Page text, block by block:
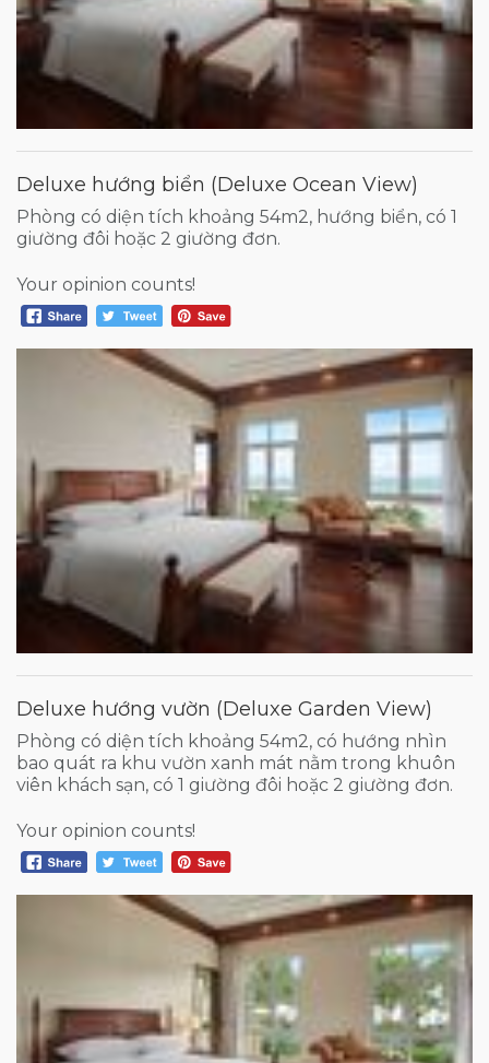
Deluxe hướng biển (Deluxe Ocean View)
Phòng có diện tích khoảng 54m2, hướng biển, có 1
giường đôi hoặc 2 giường đơn.
Your opinion counts!
Deluxe hướng vườn (Deluxe Garden View)
Phòng có diện tích khoảng 54m2, có hướng nhìn
bao quát ra khu vườn xanh mát nằm trong khuôn
viên khách sạn, có 1 giường đôi hoặc 2 giường đơn.
Your opinion counts!